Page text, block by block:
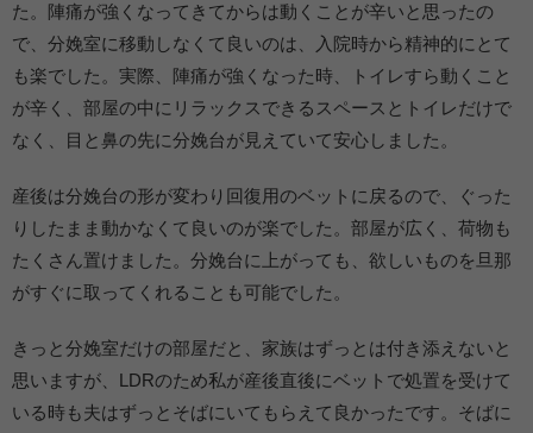
た。陣痛が強くなってきてからは動くことが辛いと思ったの
で、分娩室に移動しなくて良いのは、入院時から精神的にとて
も楽でした。実際、陣痛が強くなった時、トイレすら動くこと
が辛く、部屋の中にリラックスできるスペースとトイレだけで
なく、目と鼻の先に分娩台が見えていて安心しました。
産後は分娩台の形が変わり回復用のベットに戻るので、ぐった
りしたまま動かなくて良いのが楽でした。部屋が広く、荷物も
たくさん置けました。分娩台に上がっても、欲しいものを旦那
がすぐに取ってくれることも可能でした。
きっと分娩室だけの部屋だと、家族はずっとは付き添えないと
思いますが、LDRのため私が産後直後にベットで処置を受けて
いる時も夫はずっとそばにいてもらえて良かったです。そばに